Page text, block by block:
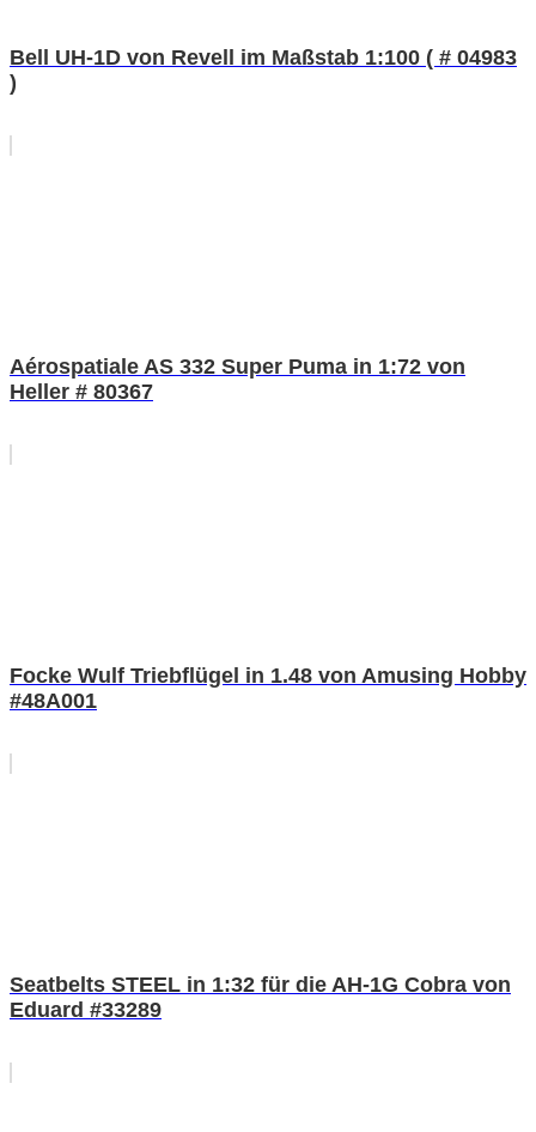
Bell UH-1D von Revell im Maßstab 1:100 ( # 04983
)
Aérospatiale AS 332 Super Puma in 1:72 von
Heller # 80367
Focke Wulf Triebflügel in 1.48 von Amusing Hobby
#48A001
Seatbelts STEEL in 1:32 für die AH-1G Cobra von
Eduard #33289